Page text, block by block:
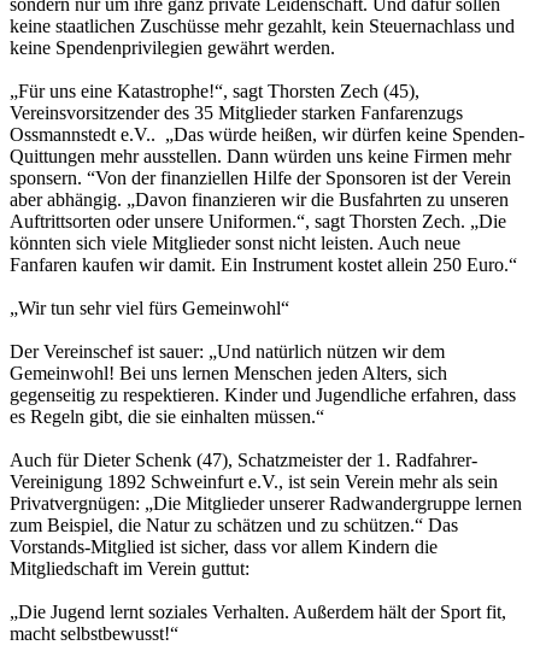
keine staatlichen Zuschüsse mehr gezahlt, kein Steuernachlass und
keine Spendenprivilegien gewährt werden.
„Für uns eine Katastrophe!“, sagt Thorsten Zech (45),
Vereinsvorsitzender des 35 Mitglieder starken Fanfarenzugs
Ossmannstedt e.V.. „Das würde heißen, wir dürfen keine Spenden-
Quittungen mehr ausstellen. Dann würden uns keine Firmen mehr
sponsern. “Von der finanziellen Hilfe der Sponsoren ist der Verein
aber abhängig. „Davon finanzieren wir die Busfahrten zu unseren
Auftrittsorten oder unsere Uniformen.“, sagt Thorsten Zech. „Die
könnten sich viele Mitglieder sonst nicht leisten. Auch neue
Fanfaren kaufen wir damit. Ein Instrument kostet allein 250 Euro.“
„Wir tun sehr viel fürs Gemeinwohl“
Der Vereinschef ist sauer: „Und natürlich nützen wir dem
Gemeinwohl! Bei uns lernen Menschen jeden Alters, sich
gegenseitig zu respektieren. Kinder und Jugendliche erfahren, dass
es Regeln gibt, die sie einhalten müssen.“
Auch für Dieter Schenk (47), Schatzmeister der 1. Radfahrer-
Vereinigung 1892 Schweinfurt e.V., ist sein Verein mehr als sein
Privatvergnügen: „Die Mitglieder unserer Radwandergruppe lernen
zum Beispiel, die Natur zu schätzen und zu schützen.“ Das
Vorstands-Mitglied ist sicher, dass vor allem Kindern die
Mitgliedschaft im Verein guttut:
„Die Jugend lernt soziales Verhalten. Außerdem hält der Sport fit,
macht selbstbewusst!“